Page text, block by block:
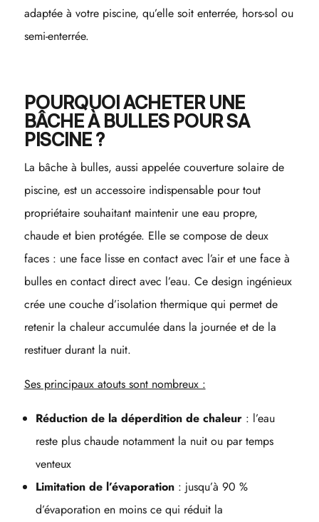
adaptée à votre piscine, qu’elle soit enterrée, hors-sol ou
semi-enterrée.
POURQUOI ACHETER UNE
BÂCHE À BULLES POUR SA
PISCINE ?
La bâche à bulles, aussi appelée couverture solaire de
piscine, est un accessoire indispensable pour tout
propriétaire souhaitant maintenir une eau propre,
chaude et bien protégée. Elle se compose de deux
faces : une face lisse en contact avec l’air et une face à
bulles en contact direct avec l’eau. Ce design ingénieux
crée une couche d’isolation thermique qui permet de
retenir la chaleur accumulée dans la journée et de la
restituer durant la nuit.
Ses principaux atouts sont nombreux :
Réduction de la déperdition de chaleur: l’eau
reste plus chaude notamment la nuit ou par temps
venteux
Limitation de l’évaporation: jusqu’à 90 %
d’évaporation en moins ce qui réduit la